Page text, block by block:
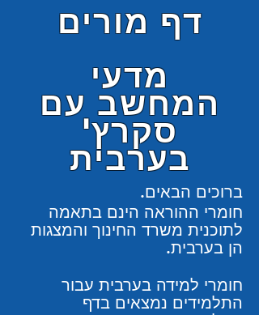
דף מורים
מדעי
המחשב עם
סקרץ'
בערבית
ברוכים הבאים.
חומרי ההוראה הינם בתאמה
לתוכנית משרד החינוך והמצגות
הן בערבית.
חומרי למידה בערבית עבור
התלמידים נמצאים בדף